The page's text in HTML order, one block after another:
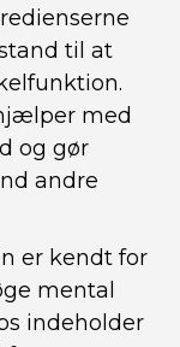
til at
med
og gør
andre
er kendt for
mental
indeholder